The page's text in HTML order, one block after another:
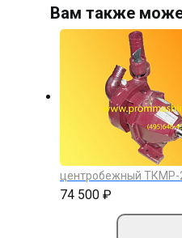
Вам также
центробежный ТКМР-
74 500 ₽